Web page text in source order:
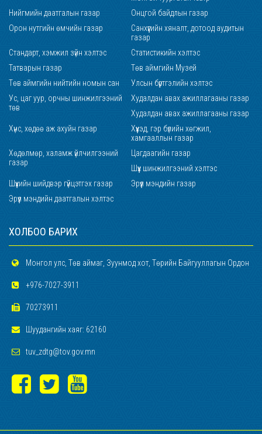
Нийгмийн даатгалын газар
Онцгой байдлын газар
Орон нутгийн өмчийн газар
Санхүүгийн хяналт, дотоод аудитын
газар
Стандарт, хэмжил зүйн хэлтэс
Статистикийн хэлтэс
Татварын газар
Төв аймгийн Музей
Төв аймгийн нийтийн номын сан
Улсын бүртгэлийн хэлтэс
Ус, цаг уур, орчны шинжилгээний
төв
Худалдан авах ажиллагааны газар
Худалдан авах ажиллагааны газар
Хүнс, хөдөө аж ахуйн газар
Хүүхэд, гэр бүлийн хөгжил,
хамгааллын газар
Хөдөлмөр, халамж үйлчилгээний
газар
Цагдаагийн газар
Шүүх шинжилгээний хэлтэс
Шүүхийн шийдвэр гүйцэтгэх газар
Эрүүл мэндийн газар
Эрүүл мэндийн даатгалын хэлтэс
ХОЛБОО БАРИХ
Монгол улс, Төв аймаг, Зуунмод хот, Төрийн Байгууллагын Ордон
+976-7027-3911
70273911
Шуудангийн хаяг: 62160
tuv_zdtg@tov.gov.mn